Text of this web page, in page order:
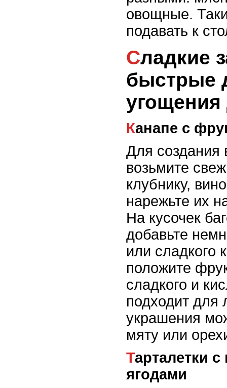
овощные.
подавать к
Сладкие закуски:
быстрые
угощения
Канапе с
Для создания
возьмите
клубнику,
нарежьте их
На кусочек
добавьте
или сладкого
положите
сладкого и
подходит для
украшения
мяту или
Тарталетки с шоколадом и
ягодами